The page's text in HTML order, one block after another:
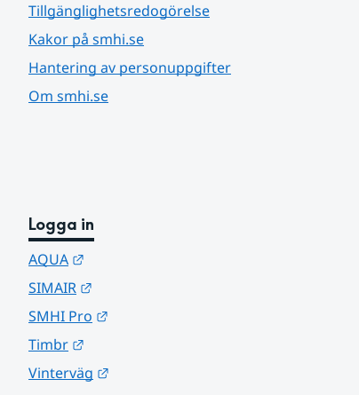
Tillgänglighetsredogörelse
Kakor på smhi.se
Hantering av personuppgifter
Om smhi.se
Logga in
AQUA
SIMAIR
SMHI Pro
Timbr
Vinterväg